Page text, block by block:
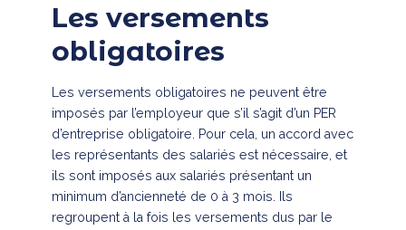
Les versements
obligatoires
Les versements obligatoires ne peuvent être
imposés par l’employeur que s’il s’agit d’un PER
d’entreprise obligatoire. Pour cela, un accord avec
les représentants des salariés est nécessaire, et
ils sont imposés aux salariés présentant un
minimum d’ancienneté de 0 à 3 mois. Ils
regroupent à la fois les versements dus par le